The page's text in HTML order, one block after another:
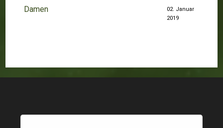
Damen
02. Januar
2019